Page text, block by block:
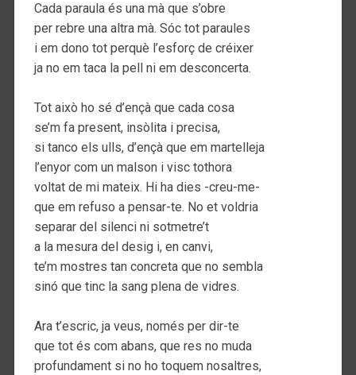
Cada paraula és una mà que s’obre
per rebre una altra mà. Sóc tot paraules
i em dono tot perquè l’esforç de créixer
ja no em taca la pell ni em desconcerta.
Tot això ho sé d’ençà que cada cosa
se’m fa present, insòlita i precisa,
si tanco els ulls, d’ençà que em martelleja
l’enyor com un malson i visc tothora
voltat de mi mateix. Hi ha dies -creu-me-
que em refuso a pensar-te. No et voldria
separar del silenci ni sotmetre’t
a la mesura del desig i, en canvi,
te’m mostres tan concreta que no sembla
sinó que tinc la sang plena de vidres.
Ara t’escric, ja veus, només per dir-te
que tot és com abans, que res no muda
profundament si no ho toquem nosaltres,